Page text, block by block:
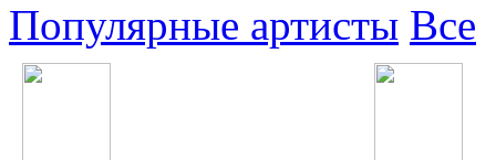
Популярные артисты Все